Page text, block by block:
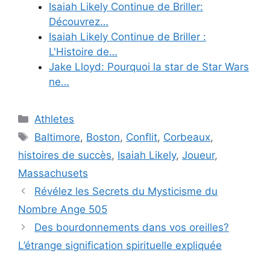
Isaiah Likely Continue de Briller:
Découvrez…
Isaiah Likely Continue de Briller :
L'Histoire de…
Jake Lloyd: Pourquoi la star de Star Wars
ne…
Categories
Athletes
Tags
Baltimore, Boston, Conflit, Corbeaux,
histoires de succès, Isaiah Likely, Joueur,
Massachusets
Révélez les Secrets du Mysticisme du
Nombre Ange 505
Des bourdonnements dans vos oreilles?
L’étrange signification spirituelle expliquée